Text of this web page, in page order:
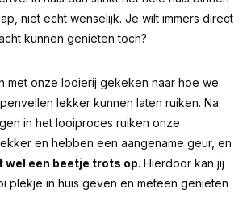
niet echt wenselijk. Je wilt immers direct
kunnen genieten toch?
met onze looierij gekeken naar hoe we
lekker kunnen laten ruiken. Na
in het looiproces ruiken onze
en hebben een aangename geur, en
wel een beetje trots op. Hierdoor kan jij
plekje in huis geven en meteen genieten